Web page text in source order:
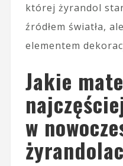
której żyrandol
źródłem światła,
elementem
Jakie
w